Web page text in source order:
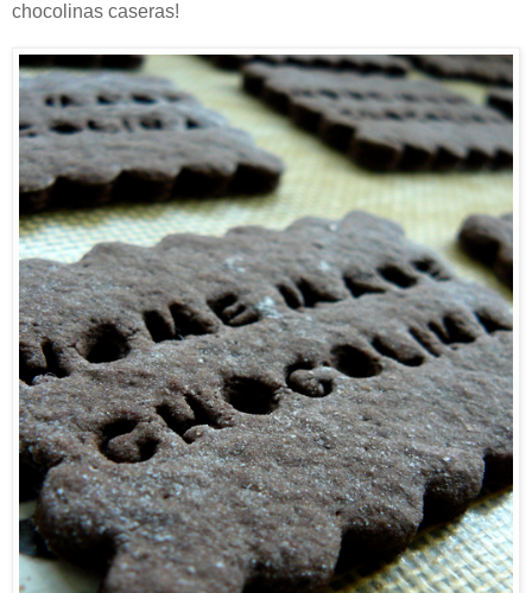
chocolinas caseras!